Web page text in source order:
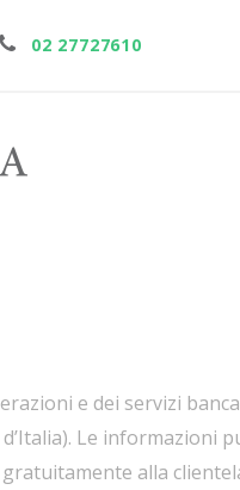
02 27727610
e dei servizi
Le informazioni
alla